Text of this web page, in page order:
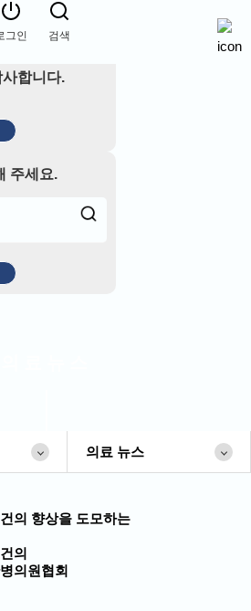
그인 검색
합니다.
주세요.
의료 뉴스
의 향상을 도모하는
의
의원협회